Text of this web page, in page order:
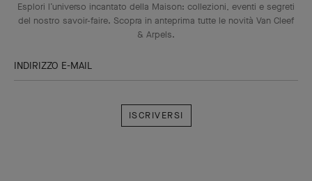
Esplori l’universo incantato della Maison: collezioni, eventi e segreti
del nostro savoir-faire. Scopra in anteprima tutte le novità Van Cleef
& Arpels.
INDIRIZZO E-MAIL